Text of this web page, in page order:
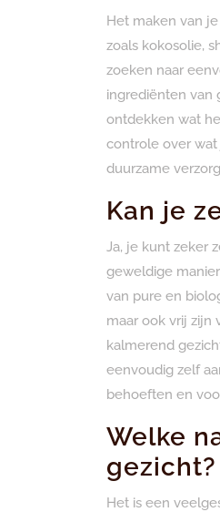
Het maken van
zoals kokosolie,
zoeken naar
ingrediënten van
ontdekken wat
controle over
duurzame
Kan je
Ja, je kunt zeker
geweldige
van pure en
maar ook vrij zijn
kalmerend
eenvoudig zelf
behoeften en
Welke
gezicht?
Het is een